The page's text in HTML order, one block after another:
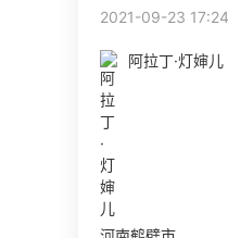
2021-09-23
阿拉丁·灯婶儿